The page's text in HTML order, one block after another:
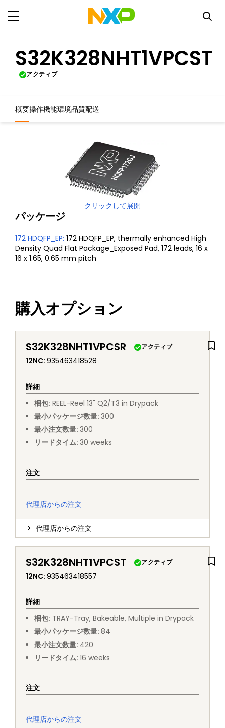
S32K328NHT1VPCST
アクティブ
概要操作機能環境品質配送
クリックして展開
パッケージ
172 HDQFP_EP: 172 HDQFP_EP, thermally enhanced High
Density Quad Flat Package_Exposed Pad, 172 leads, 16 x
16 x 1.65, 0.65 mm pitch
購入オプション
S32K328NHT1VPCSR アクティブ
12NC: 935463418528
詳細
梱包: REEL-Reel 13" Q2/T3 in Drypack
最小パッケージ数量: 300
最小注文数量: 300
リードタイム: 30 weeks
注文
代理店からの注文
代理店からの注文
S32K328NHT1VPCST アクティブ
12NC: 935463418557
詳細
梱包: TRAY-Tray, Bakeable, Multiple in Drypack
最小パッケージ数量: 84
最小注文数量: 420
リードタイム: 16 weeks
注文
代理店からの注文